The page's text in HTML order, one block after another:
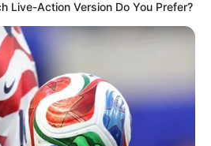
REAL CARTAGENA
ALERTA
Live-Action Version Do You Prefer?